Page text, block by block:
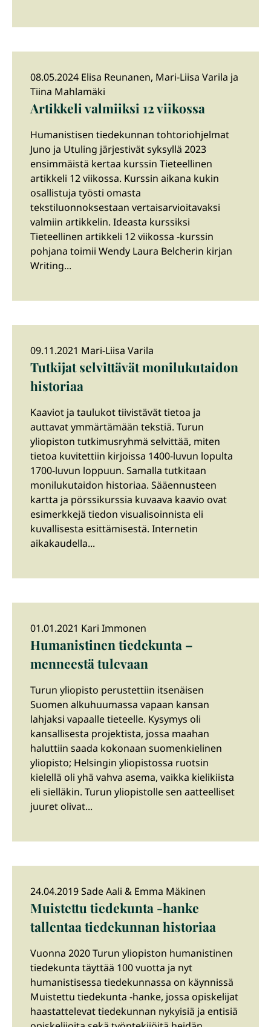
08.05.2024 Elisa Reunanen, Mari-Liisa Varila ja
Tiina Mahlamäki
Artikkeli valmiiksi 12 viikossa
Humanistisen tiedekunnan tohtoriohjelmat
Juno ja Utuling järjestivät syksyllä 2023
ensimmäistä kertaa kurssin Tieteellinen
artikkeli 12 viikossa. Kurssin aikana kukin
osallistuja työsti omasta
tekstiluonnoksestaan vertaisarvioitavaksi
valmiin artikkelin. Ideasta kurssiksi
Tieteellinen artikkeli 12 viikossa -kurssin
pohjana toimii Wendy Laura Belcherin kirjan
Writing...
09.11.2021 Mari-Liisa Varila
Tutkijat selvittävät monilukutaidon
historiaa
Kaaviot ja taulukot tiivistävät tietoa ja
auttavat ymmärtämään tekstiä. Turun
yliopiston tutkimusryhmä selvittää, miten
tietoa kuvitettiin kirjoissa 1400-luvun lopulta
1700-luvun loppuun. Samalla tutkitaan
monilukutaidon historiaa. Sääennusteen
kartta ja pörssikurssia kuvaava kaavio ovat
esimerkkejä tiedon visualisoinnista eli
kuvallisesta esittämisestä. Internetin
aikakaudella...
01.01.2021 Kari Immonen
Humanistinen tiedekunta –
menneestä tulevaan
Turun yliopisto perustettiin itsenäisen
Suomen alkuhuumassa vapaan kansan
lahjaksi vapaalle tieteelle. Kysymys oli
kansallisesta projektista, jossa maahan
haluttiin saada kokonaan suomenkielinen
yliopisto; Helsingin yliopistossa ruotsin
kielellä oli yhä vahva asema, vaikka kielikiista
eli sielläkin. Turun yliopistolle sen aatteelliset
juuret olivat...
24.04.2019 Sade Aali & Emma Mäkinen
Muistettu tiedekunta -hanke
tallentaa tiedekunnan historiaa
Vuonna 2020 Turun yliopiston humanistinen
tiedekunta täyttää 100 vuotta ja nyt
humanistisessa tiedekunnassa on käynnissä
Muistettu tiedekunta -hanke, jossa opiskelijat
haastattelevat tiedekunnan nykyisiä ja entisiä